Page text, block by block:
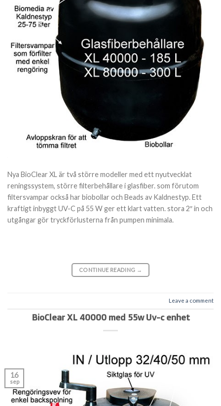
Nya BioClear XL är två större modeller med ett nyutvecklat
reningssystem, större filterbehållare i glasfiber. som förutom
filtersvampar också har biobollar och Beads av Kaldnestyp. Ett
kraftigt inbyggt UV-C på 55 W ger ett klart vatten. stora 2″ in och
utgångar gör tryckförlusterna från pumpen minimala.
CONTINUE READING →
Leave a comment
BioClear XL 40000 med 55w Uv-c enhet
16
sep